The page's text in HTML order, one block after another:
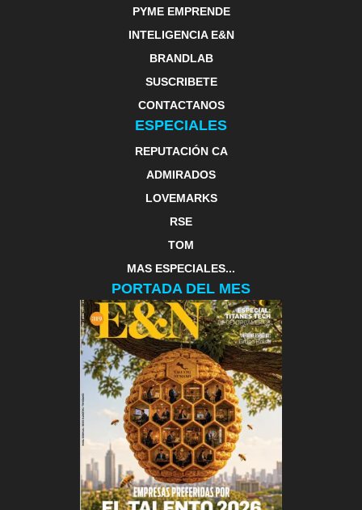
PYME EMPRENDE
INTELIGENCIA E&N
BRANDLAB
SUSCRIBETE
CONTACTANOS
ESPECIALES
REPUTACIÓN CA
ADMIRADOS
LOVEMARKS
RSE
TOM
MAS ESPECIALES...
PORTADA DEL MES